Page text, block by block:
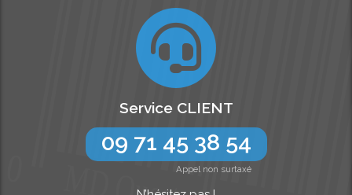
Service CLIENT
09 71 45 38 54
Appel non surtaxé